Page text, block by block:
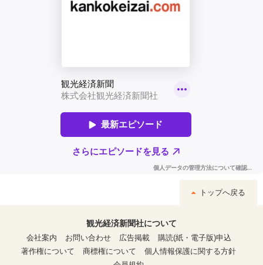
トップへ戻る
観光経済新聞社について
会社案内
お問い合わせ 広告掲載
購読(紙・電子版)申込
著作権について
商標権について
個人情報保護に関する方針